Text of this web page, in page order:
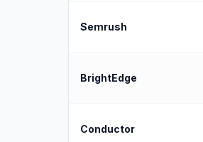
Semrush
BrightEdge
Conductor